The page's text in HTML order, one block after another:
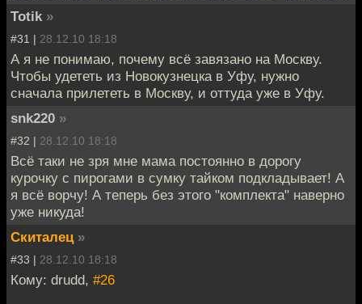
Totik »
#31 | 28.12.10 18:18
А я не понимаю, почему всё завязано на Москву.
Чтобы удететь из Новокузнецка в Уфу, нужно
сначала прилететь в Москву, и оттуда уже в Уфу.
snk220 »
#32 | 28.12.10 18:18
Всё таки не зря мне мама постоянно в дорогу
курочку с пирогами в сумку тайком подкладывает! А
я всё ворчу! А теперь без этого "комплекта" наверно
уже никуда!
Скиталец »
#33 | 28.12.10 18:18
Кому: drudd, #26